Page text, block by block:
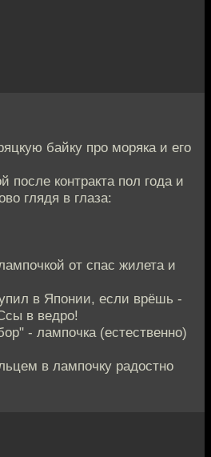
байку про моряка и его
после контракта пол года и
глядя в глаза:
от спас жилета и
в Японии, если врёшь -
в ведро!
- лампочка (естественно)
в лампочку радостно